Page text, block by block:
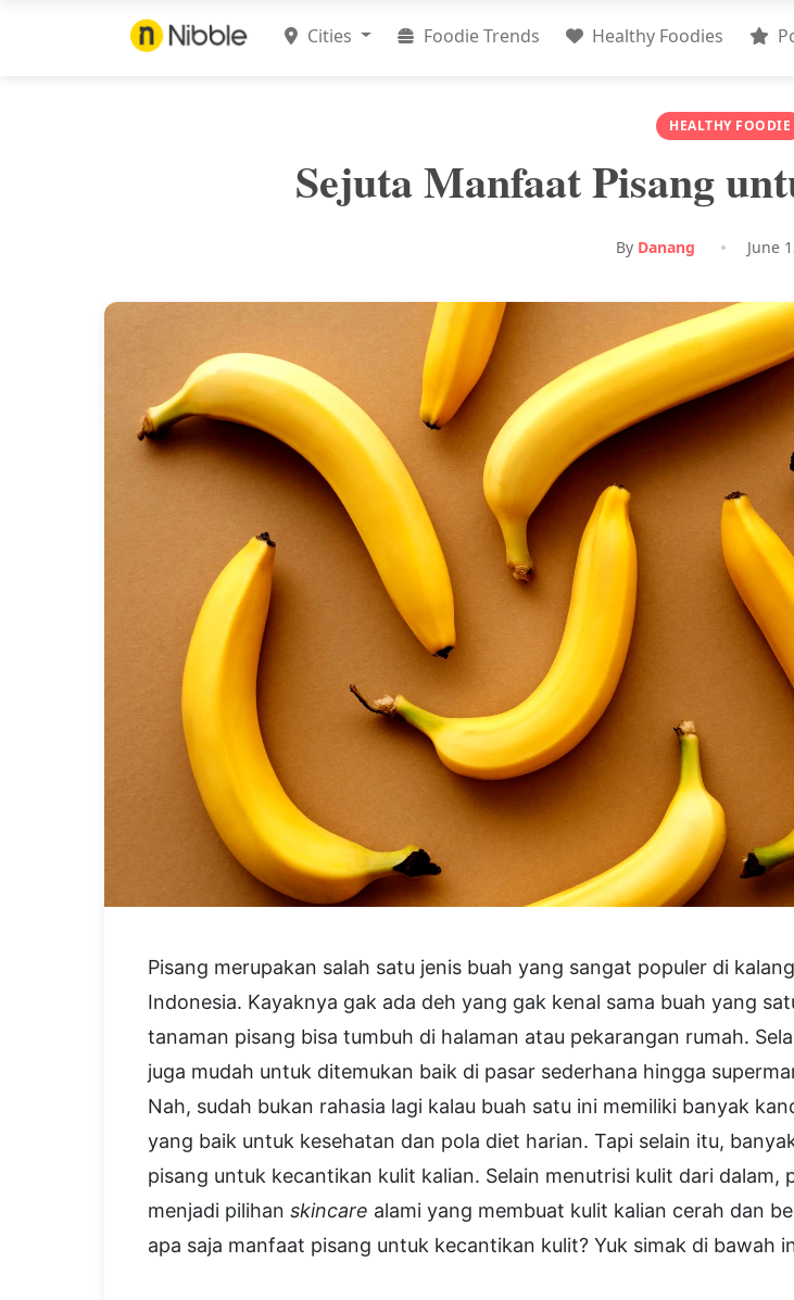
Cities Foodie Trends Healthy Foodies
HEALTHY FOODIE
Sejuta Manfaat Pisang
By Danang June
Pisang merupakan salah satu jenis buah yang sangat populer di
Indonesia. Kayaknya gak ada deh yang gak kenal sama buah yang
tanaman pisang bisa tumbuh di halaman atau pekarangan rumah.
juga mudah untuk ditemukan baik di pasar sederhana hingga
Nah, sudah bukan rahasia lagi kalau buah satu ini memiliki banyak
yang baik untuk kesehatan dan pola diet harian. Tapi selain itu,
pisang untuk kecantikan kulit kalian. Selain menutrisi kulit dari dalam,
menjadi pilihan skincare alami yang membuat kulit kalian cerah dan
apa saja manfaat pisang untuk kecantikan kulit? Yuk simak di bawah